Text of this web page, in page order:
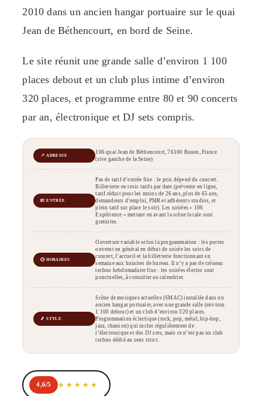
2010 dans un ancien hangar portuaire sur le quai
Jean de Béthencourt, en bord de Seine.
Le site réunit une grande salle d’environ 1 100
places debout et un club plus intime d’environ
320 places, et programme entre 80 et 90 concerts
par an, électronique et DJ sets compris.
📍 ADRESSE
106 quai Jean de Béthencourt, 76100 Rouen, France
(rive gauche de la Seine)
💶 ENTRÉE
Pas de tarif d’entrée fixe : le prix dépend du concert.
Billetterie en trois tarifs par date (prévente en ligne,
tarif réduit pour les moins de 26 ans, plus de 65 ans,
demandeurs d’emploi, PMR et adhérents studios, et
plein tarif sur place le soir). Les soirées « 106
Expérience » mettant en avant la scène locale sont
gratuites.
🕒 HORAIRES
Ouverture variable selon la programmation : les portes
ouvrent en général en début de soirée les soirs de
concert, l’accueil et la billetterie fonctionnant en
semaine aux horaires de bureau. Il n’y a pas de créneau
techno hebdomadaire fixe : les soirées électro sont
ponctuelles, à consulter au calendrier.
🎵 STYLE
Scène de musiques actuelles (SMAC) installée dans un
ancien hangar portuaire, avec une grande salle (environ
1 100 debout) et un club d’environ 320 places.
Programmation éclectique (rock, pop, métal, hip-hop,
jazz, chanson) qui inclut régulièrement de
l’électronique et des DJ sets, mais ce n’est pas un club
techno dédié au sens strict.
4,6/5